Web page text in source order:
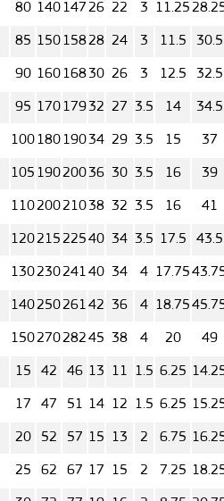
80 14014726 22 3 11.25
85 15015828 24 3 11.5 30.5
90 16016830 26 3 12.5 32.5
95 17017932 27 3.5 14 34.5
10018019034 29 3.5 15 37
105 19020036 30 3.5 16 39
11020021038 32 3.5 16 41
12021522540 34 3.5 17.5 43.5
13023024140 34 4 17.75
14025026142 36 4 18.75
15027028245 38 4 20 49
15 42 46 13 11 1.5 6.25
17 47 51 14 12 1.5 6.25
20 52 57 15 13 2 6.75
25 62 67 17 15 2 7.25